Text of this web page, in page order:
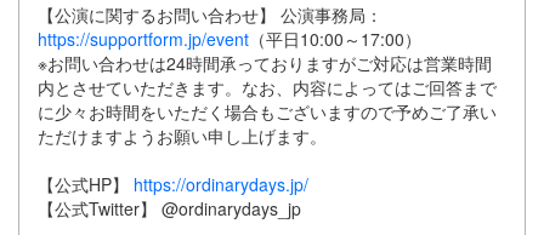
【公演に関するお問い合わせ】 公演事務局：
https://supportform.jp/event （平日10:00～17:00）
※お問い合わせは24時間承っておりますがご対応は営業時間
内とさせていただきます。なお、内容によってはご回答まで
に少々お時間をいただく場合もございますので予めご了承い
ただけますようお願い申し上げます。
【公式HP】 https://ordinarydays.jp/
【公式Twitter】 @ordinarydays_jp